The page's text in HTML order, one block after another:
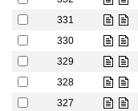
331
330
329
328
327